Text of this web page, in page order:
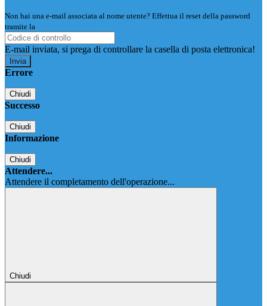
Non hai una e-mail associata al nome utente? Effettua il reset della password
tramite la
E-mail inviata, si prega di controllare la casella di posta elettronica!
Errore
Chiudi
Successo
Chiudi
Informazione
Chiudi
Attendere...
Attendere il completamento dell'operazione...
Chiudi